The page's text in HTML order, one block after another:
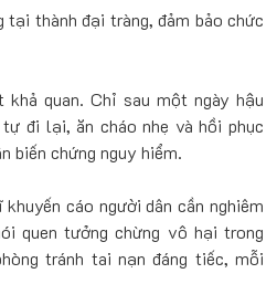
thành đại tràng, đảm bảo chức
quan. Chỉ sau một ngày hậu
đi lại, ăn cháo nhẹ và hồi phục
biến chứng nguy hiểm.
cáo người dân cần nghiêm
quen tưởng chừng vô hại trong
tránh tai nạn đáng tiếc, mỗi